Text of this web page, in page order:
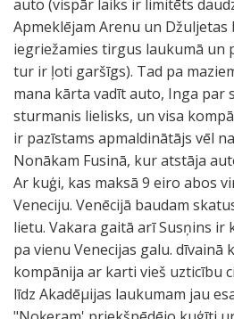
auto (vispār laiks ir limitēts
Apmeklējam Arenu un Džuljetas
iegriežamies tirgus laukumā un
tur ir ļoti garšīgs). Tad pa
mana kārta vadīt auto, Inga par
sturmanis lielisks, un visa
ir pazīstams apmaldinātājs vēl
Nonākam Fusinā, kur atstāja
Ar kuģi, kas maksā 9 eiro abos
Veneciju. Venēcijā baudam
lietu. Vakara gaitā arī Susņins ir
pa vienu Venecijas galu. dīvainā
kompānija ar karti vieš uzticību
līdz Akadēµijas laukumam jau